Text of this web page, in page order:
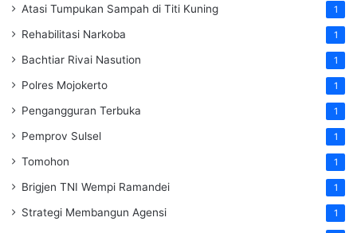
Atasi Tumpukan Sampah di Titi Kuning 1
Rehabilitasi Narkoba 1
Bachtiar Rivai Nasution 1
Polres Mojokerto 1
Pengangguran Terbuka 1
Pemprov Sulsel 1
Tomohon 1
Brigjen TNI Wempi Ramandei 1
Strategi Membangun Agensi 1